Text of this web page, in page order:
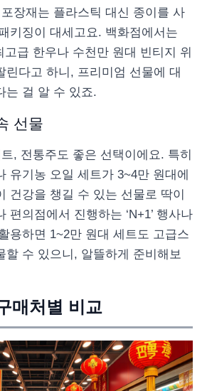
장재는 플라스틱 대신 종이를 사
키징이 대세고요. 백화점에서는
고급 한우나 수천만 원대 빈티지 위
린다고 하니, 프리미엄 선물에 대
는 걸 알 수 있죠.
선물
, 전통주도 좋은 선택이에요. 특히
유기농 오일 세트가 3~4만 원대에
건강을 챙길 수 있는 선물로 딱이
편의점에서 진행하는 ‘N+1’ 행사나
용하면 1~2만 원대 세트도 고급스
할 수 있으니, 알뜰하게 준비해보
매처별 비교